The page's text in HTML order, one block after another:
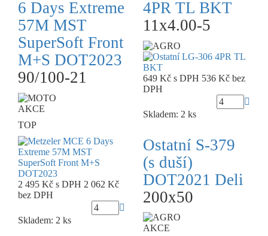
6 Days Extreme
57M MST
SuperSoft Front
M+S DOT2023
90/100-21
AKCE
TOP
2 495 Kč s DPH 2 062 Kč
bez DPH
Skladem: 2 ks
4PR TL BKT
11x4.00-5
649 Kč s DPH 536 Kč bez
DPH
Skladem: 2 ks
Ostatní S-379
(s duší)
DOT2021 Deli
200x50
AKCE